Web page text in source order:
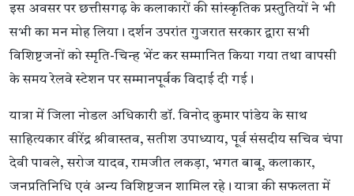
इस अवसर पर छत्तीसगढ़ के कलाकारों की सांस्कृतिक प्रस्तुतियों ने भी
सभी का मन मोह लिया। दर्शन उपरांत गुजरात सरकार द्वारा सभी
विशिष्टजनों को स्मृति-चिन्ह भेंट कर सम्मानित किया गया तथा वापसी
के समय रेलवे स्टेशन पर सम्मानपूर्वक विदाई दी गई।
यात्रा में जिला नोडल अधिकारी डॉ. विनोद कुमार पांडेय के साथ
साहित्यकार वीरेंद्र श्रीवास्तव, सतीश उपाध्याय, पूर्व संसदीय सचिव चंपा
देवी पावले, सरोज यादव, रामजीत लकड़ा, भगत बाबू, कलाकार,
जनप्रतिनिधि एवं अन्य विशिष्टजन शामिल रहे। यात्रा की सफलता में